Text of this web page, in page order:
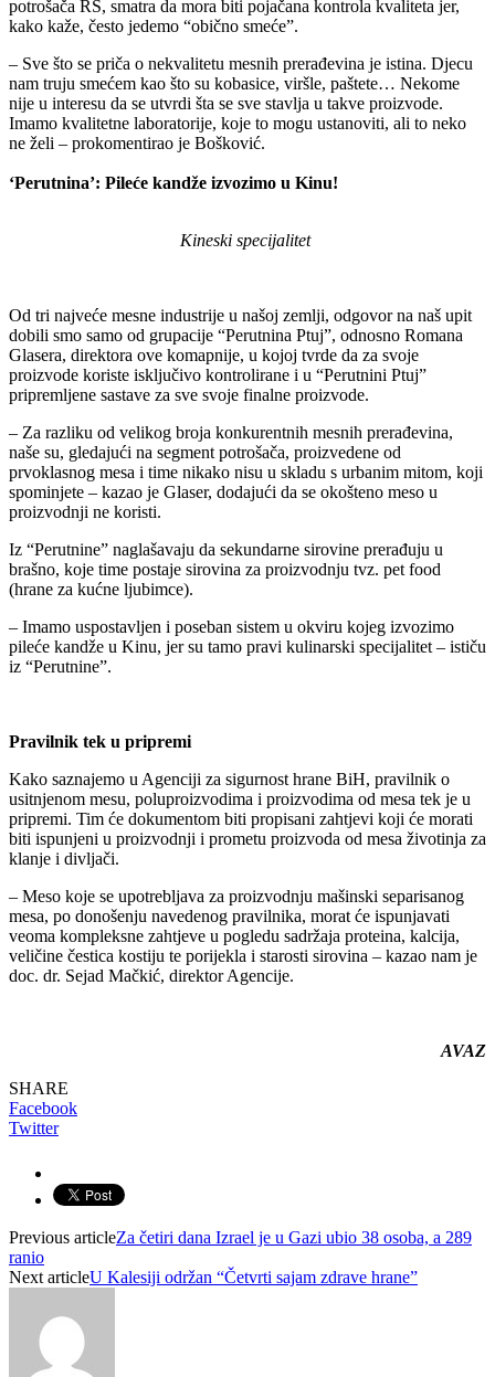
potrošača RS, smatra da mora biti pojačana kontrola kvaliteta jer,
kako kaže, često jedemo “obično smeće”.
– Sve što se priča o nekvalitetu mesnih prerađevina je istina. Djecu
nam truju smećem kao što su kobasice, viršle, paštete… Nekome
nije u interesu da se utvrdi šta se sve stavlja u takve proizvode.
Imamo kvalitetne laboratorije, koje to mogu ustanoviti, ali to neko
ne želi – prokomentirao je Bošković.
‘Perutnina’: Pileće kandže izvozimo u Kinu!
Kineski specijalitet
Od tri najveće mesne industrije u našoj zemlji, odgovor na naš upit
dobili smo samo od grupacije “Perutnina Ptuj”, odnosno Romana
Glasera, direktora ove komapnije, u kojoj tvrde da za svoje
proizvode koriste isključivo kontrolirane i u “Perutnini Ptuj”
pripremljene sastave za sve svoje finalne proizvode.
– Za razliku od velikog broja konkurentnih mesnih prerađevina,
naše su, gledajući na segment potrošača, proizvedene od
prvoklasnog mesa i time nikako nisu u skladu s urbanim mitom, koji
spominjete – kazao je Glaser, dodajući da se okošteno meso u
proizvodnji ne koristi.
Iz “Perutnine” naglašavaju da sekundarne sirovine prerađuju u
brašno, koje time postaje sirovina za proizvodnju tvz. pet food
(hrane za kućne ljubimce).
– Imamo uspostavljen i poseban sistem u okviru kojeg izvozimo
pileće kandže u Kinu, jer su tamo pravi kulinarski specijalitet – ističu
iz “Perutnine”.
Pravilnik tek u pripremi
Kako saznajemo u Agenciji za sigurnost hrane BiH, pravilnik o
usitnjenom mesu, poluproizvodima i proizvodima od mesa tek je u
pripremi. Tim će dokumentom biti propisani zahtjevi koji će morati
biti ispunjeni u proizvodnji i prometu proizvoda od mesa životinja za
klanje i divljači.
– Meso koje se upotrebljava za proizvodnju mašinski separisanog
mesa, po donošenju navedenog pravilnika, morat će ispunjavati
veoma kompleksne zahtjeve u pogledu sadržaja proteina, kalcija,
veličine čestica kostiju te porijekla i starosti sirovina – kazao nam je
doc. dr. Sejad Mačkić, direktor Agencije.
AVAZ
SHARE
Facebook
Twitter
Previous articleZa četiri dana Izrael je u Gazi ubio 38 osoba, a 289
ranio
Next articleU Kalesiji održan “Četvrti sajam zdrave hrane”